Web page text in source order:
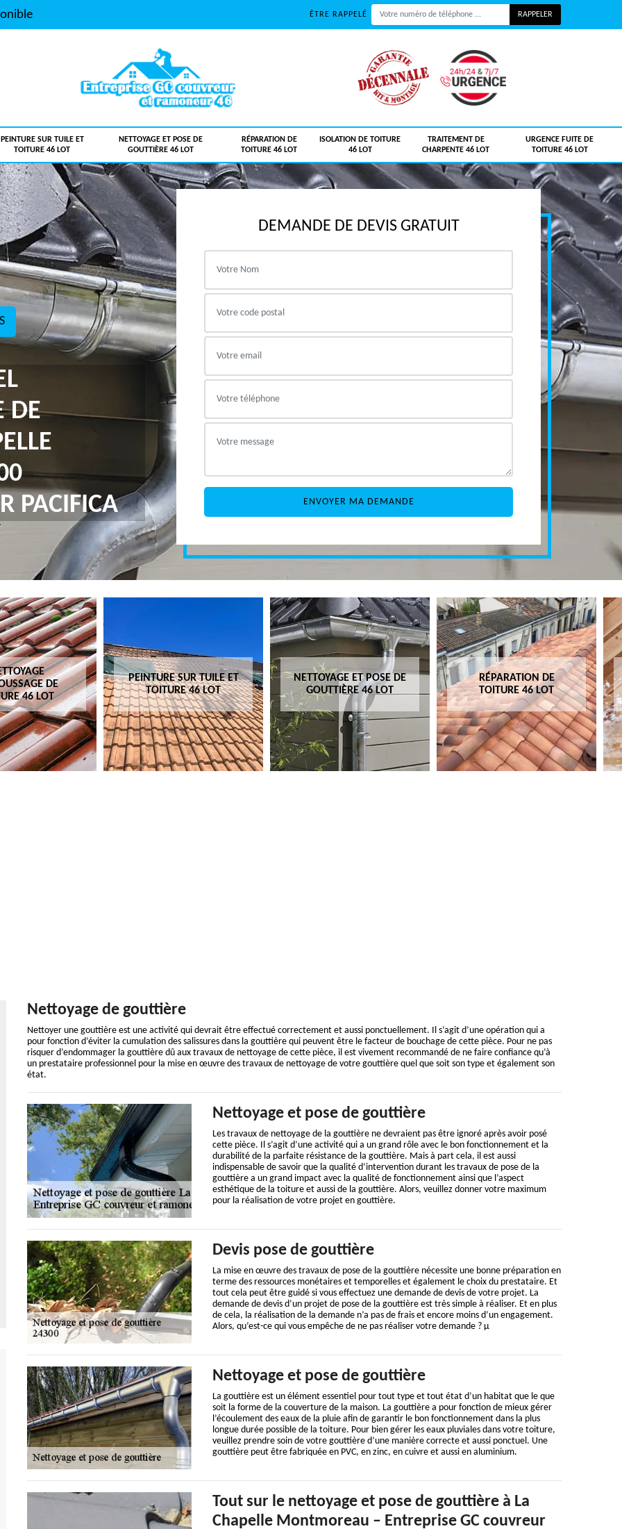
ÊTRE RAPPELÉ
PEINTURE SUR TUILE ET
TOITURE 46 LOT
NETTOYAGE ET POSE DE
GOUTTIÈRE 46 LOT
RÉPARATION DE
TOITURE 46 LOT
ISOLATION DE TOITURE
46 LOT
TRAITEMENT DE
CHARPENTE 46 LOT
URGENCE FUITE DE
TOITURE 46 LOT
DE
PACIFICA
DEMANDE DE DEVIS GRATUIT
DE
46 LOT
PEINTURE SUR TUILE ET
TOITURE 46 LOT
NETTOYAGE ET POSE DE
GOUTTIÈRE 46 LOT
RÉPARATION DE
TOITURE 46 LOT
Nettoyage de gouttière
Nettoyer une gouttière est une activité qui devrait être effectué correctement et aussi ponctuellement. Il s’agit d’une opération qui a
pour fonction d’éviter la cumulation des salissures dans la gouttière qui peuvent être le facteur de bouchage de cette pièce. Pour ne pas
risquer d’endommager la gouttière dû aux travaux de nettoyage de cette pièce, il est vivement recommandé de ne faire confiance qu’à
un prestataire professionnel pour la mise en œuvre des travaux de nettoyage de votre gouttière quel que soit son type et également son
état.
Nettoyage et pose de gouttière
Les travaux de nettoyage de la gouttière ne devraient pas être ignoré après avoir posé
cette pièce. Il s’agit d’une activité qui a un grand rôle avec le bon fonctionnement et la
durabilité de la parfaite résistance de la gouttière. Mais à part cela, il est aussi
indispensable de savoir que la qualité d’intervention durant les travaux de pose de la
gouttière a un grand impact avec la qualité de fonctionnement ainsi que l’aspect
esthétique de la toiture et aussi de la gouttière. Alors, veuillez donner votre maximum
pour la réalisation de votre projet en gouttière.
Devis pose de gouttière
La mise en œuvre des travaux de pose de la gouttière nécessite une bonne préparation en
terme des ressources monétaires et temporelles et également le choix du prestataire. Et
tout cela peut être guidé si vous effectuez une demande de devis de votre projet. La
demande de devis d’un projet de pose de la gouttière est très simple à réaliser. Et en plus
de cela, la réalisation de la demande n’a pas de frais et encore moins d’un engagement.
Alors, qu’est-ce qui vous empêche de ne pas réaliser votre demande ? µ
Nettoyage et pose de gouttière
La gouttière est un élément essentiel pour tout type et tout état d’un habitat que le que
soit la forme de la couverture de la maison. La gouttière a pour fonction de mieux gérer
l’écoulement des eaux de la pluie afin de garantir le bon fonctionnement dans la plus
longue durée possible de la toiture. Pour bien gérer les eaux pluviales dans votre toiture,
veuillez prendre soin de votre gouttière d’une manière correcte et aussi ponctuel. Une
gouttière peut être fabriquée en PVC, en zinc, en cuivre et aussi en aluminium.
Tout sur le nettoyage et pose de gouttière à La
Chapelle Montmoreau – Entreprise GC couvreur